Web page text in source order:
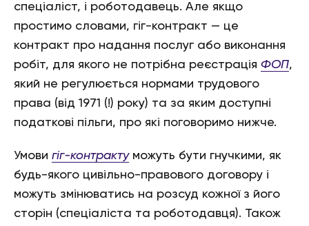
спеціаліст, і роботодавець. Але якщо
простимо словами, гіг-контракт — це
контракт про надання послуг або виконання
робіт, для якого не потрібна реєстрація ФОП,
який не регулюється нормами трудового
права (від 1971 (!) року) та за яким доступні
податкові пільги, про які поговоримо нижче.
Умови гіг-контракту можуть бути гнучкими, як
будь-якого цивільно-правового договору і
можуть змінюватись на розсуд кожної з його
сторін (спеціаліста та роботодавця). Також